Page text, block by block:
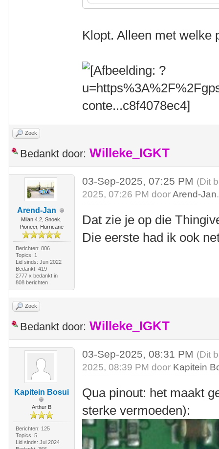
Klopt. Alleen met welke
Zoek
Bedankt door: Willeke_IGKT
Arend-Jan
Milan 4.2, Snoek,
Pioneer, Hurricane
Berichten: 806
Topics: 1
Lid sinds: Jun 2022
Bedankt: 419
2777 x bedankt in
808 berichten
03-Sep-2025, 07:25 PM (Dit
2025, 07:26 PM doorArend-Jan
Dat zie je op die
Die eerste had ik ook
Zoek
Bedankt door: Willeke_IGKT
Kapitein Bosui
Arthur B
Berichten: 125
Topics: 5
Lid sinds: Jul 2024
03-Sep-2025, 08:31 PM (Dit
2025, 08:39 PM door Kapitein
Qua pinout: het maakt
sterke vermoeden):